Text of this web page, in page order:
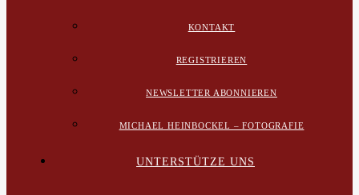
KONTAKT
REGISTRIEREN
NEWSLETTER ABONNIEREN
MICHAEL HEINBOCKEL – FOTOGRAFIE
UNTERSTÜTZE UNS